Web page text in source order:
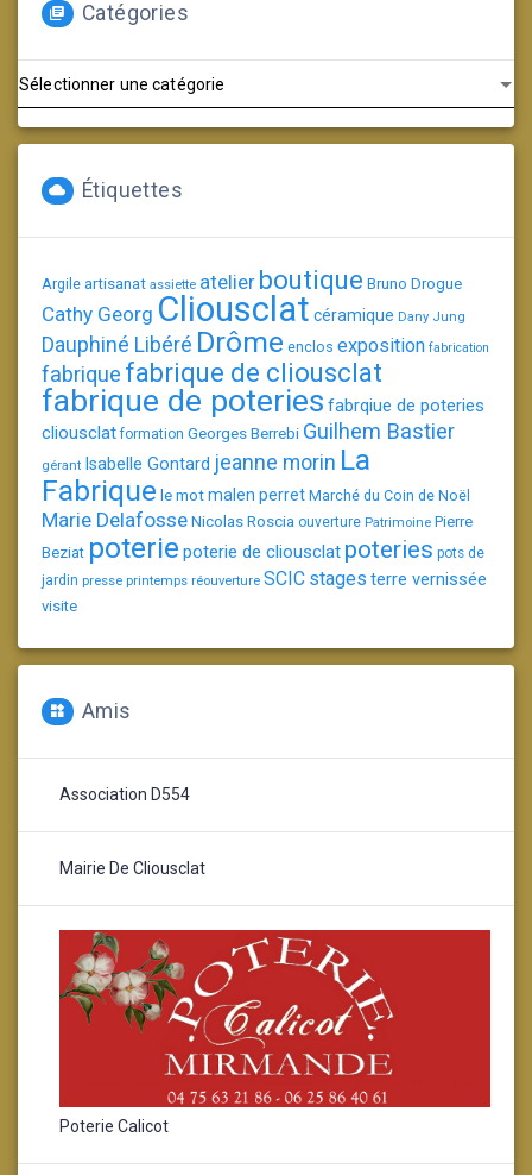
Catégories
Étiquettes
Argile artisanat assiette atelier boutique Bruno Drogue
Cathy Georg Cliousclat céramique Dany Jung
Dauphiné Libéré Drôme enclos exposition fabrication
fabrique fabrique de cliousclat
fabrique de poteries fabrqiue de poteries
cliousclat formation Georges Berrebi Guilhem Bastier
gérant Isabelle Gontard jeanne morin La
Fabrique le motmalen perret Marché du Coin de Noël
Marie DelafosseNicolas Roscia ouverture Patrimoine Pierre
Beziat poterie poterie de cliousclat poteries pots de
jardin presse printemps réouverture SCIC stages terre vernissée
visite
Amis
Association D554
Mairie De Cliousclat
Poterie Calicot